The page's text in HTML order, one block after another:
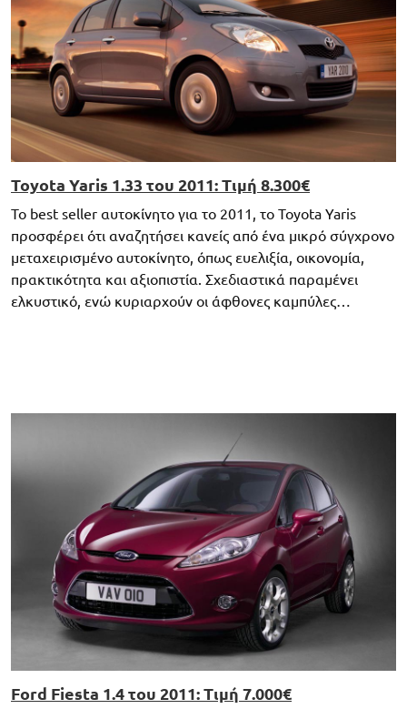
Toyota Yaris 1.33 του 2011: Τιμή 8.300€
Το best seller αυτοκίνητο για το 2011, το Toyota Yaris
προσφέρει ότι αναζητήσει κανείς από ένα μικρό σύγχρονο
μεταχειρισμένο αυτοκίνητο, όπως ευελιξία, οικονομία,
πρακτικότητα και αξιοπιστία. Σχεδιαστικά παραμένει
ελκυστικό, ενώ κυριαρχούν οι άφθονες καμπύλες…
Ford Fiesta 1.4 του 2011: Τιμή 7.000€